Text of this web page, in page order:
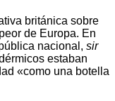
británica sobre
de Europa. En
nacional, sir
estaban
«como una botella